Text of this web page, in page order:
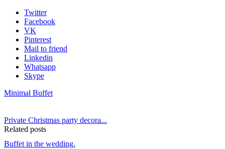
Twitter
Facebook
VK
Pinterest
Mail to friend
Linkedin
Whatsapp
Skype
Minimal Buffet
Private Christmas party decora...
Related posts
Buffet in the wedding.